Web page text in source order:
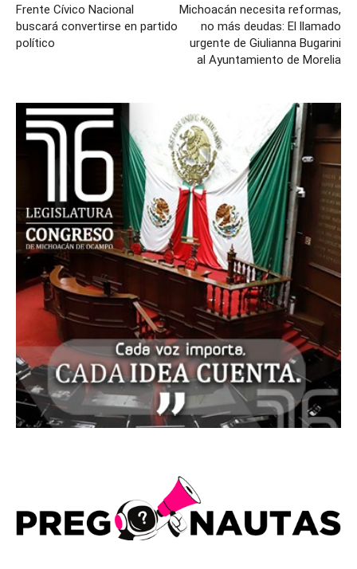
Frente Cívico Nacional
buscará convertirse en partido
político
Michoacán necesita reformas,
no más deudas: El llamado
urgente de Giulianna Bugarini
al Ayuntamiento de Morelia